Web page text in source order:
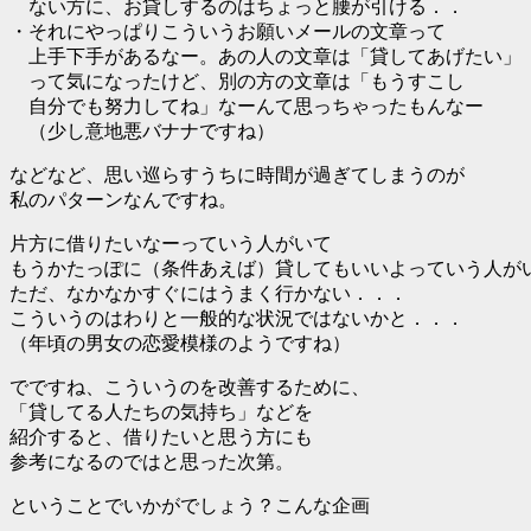
ない方に、お貸しするのはちょっと腰が引ける．．
・それにやっぱりこういうお願いメールの文章って
上手下手があるなー。あの人の文章は「貸してあげたい」
って気になったけど、別の方の文章は「もうすこし
自分でも努力してね」なーんて思っちゃったもんなー
（少し意地悪バナナですね）
などなど、思い巡らすうちに時間が過ぎてしまうのが
私のパターンなんですね。
片方に借りたいなーっていう人がいて
もうかたっぽに（条件あえば）貸してもいいよっていう人が
ただ、なかなかすぐにはうまく行かない．．．
こういうのはわりと一般的な状況ではないかと．．．
（年頃の男女の恋愛模様のようですね）
でですね、こういうのを改善するために、
「貸してる人たちの気持ち」などを
紹介すると、借りたいと思う方にも
参考になるのではと思った次第。
ということでいかがでしょう？こんな企画